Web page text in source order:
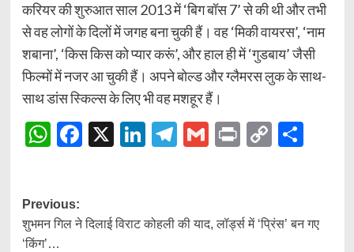
करियर की शुरुआत साल 2013 में ‘बिग बॉस 7’ से की थी और तभी
से वह लोगों के दिलों में जगह बना चुकी हैं। वह ‘मिकी वायरस’, ‘नाम
शबाना’, ‘किस किस को प्यार करूं’, और हाल ही में ‘गुडबाय’ जैसी
फिल्मों में नजर आ चुकी हैं। अपने बोल्ड और ग्लैमरस लुक के साथ-
साथ डांस स्किल्स के लिए भी वह मशहूर हैं।
WhatsApp
Facebook
X LinkedIn
Telegram
Gmail
Print
Copy
Post
navigation
Previous:
शुभमन गिल ने दिलाई विराट कोहली की याद, लॉर्ड्स में ‘प्रिंस’ बन गए
‘किंग’…